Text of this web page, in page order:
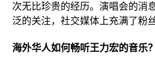
次无比珍贵的经历。演唱会的消
泛的关注，社交媒体上充满了粉
海外华人如何畅听王力宏的音乐？